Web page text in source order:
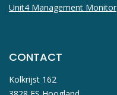
Unit4 Management Monitor
CONTACT
Kolkrijst 162